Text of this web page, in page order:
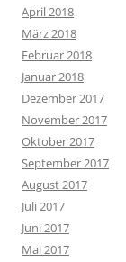
April 2018
März 2018
Februar 2018
Januar 2018
Dezember 2017
November 2017
Oktober 2017
September 2017
August 2017
Juli 2017
Juni 2017
Mai 2017